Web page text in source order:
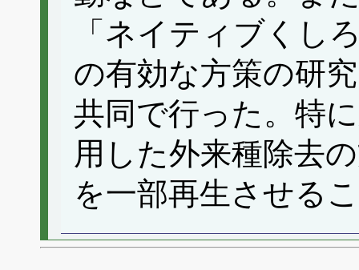
「ネイティブくし
の有効な方策の研
共同で行った。特
用した外来種除去
を一部再生させる